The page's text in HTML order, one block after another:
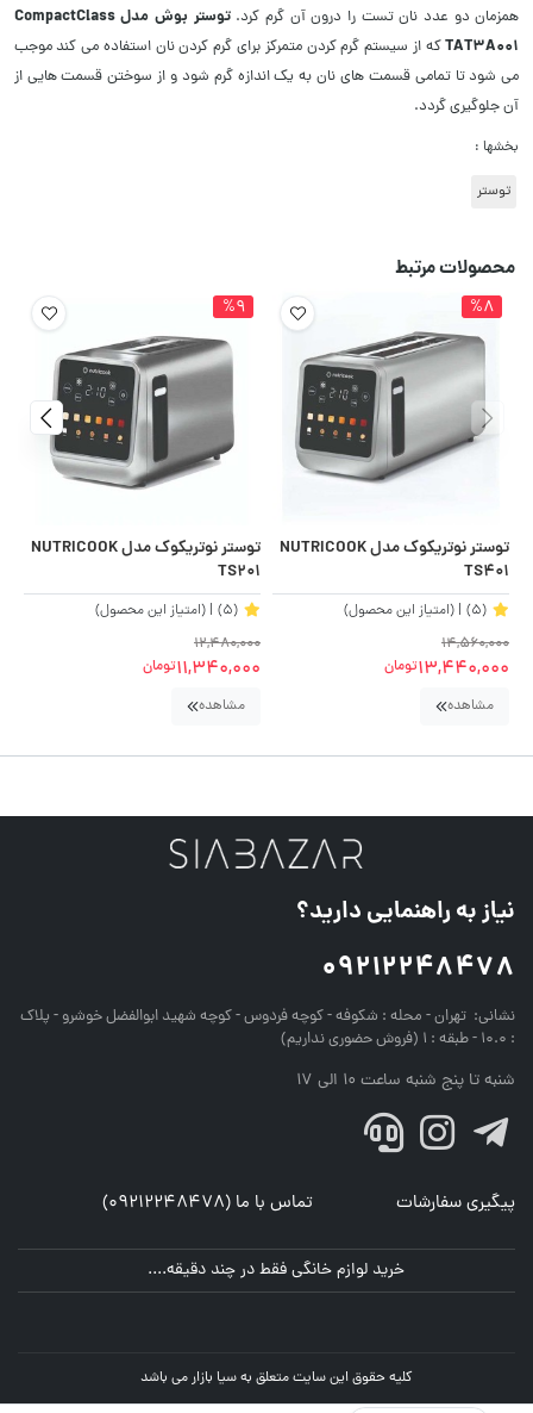
همزمان دو عدد نان تست را درون آن گرم کرد.
توستر بوش مدل CompactClass
TAT3A001که از سیستم گرم کردن متمرکز برای گرم کردن نان استفاده می کند موجب
می شود تا تمامی قسمت های نان به یک اندازه گرم شود و از سوختن قسمت هایی از
آن جلوگیری گردد.
بخشها :
توستر
محصولات مرتبط
%8
توستر نوتریکوک مدل NUTRICOOK
TS401
(5)
| (امتیاز این محصول)
14,560,000
13,440,000تومان
مشاهده
%9
توستر نوتریکوک مدل NUTRICOOK
TS201
(5)
| (امتیاز این محصول)
12,480,000
11,340,000تومان
مشاهده
نیاز به راهنمایی دارید؟
09212248478
نشانی: تهران - محله : شکوفه - کوچه فردوس - کوچه شهید ابوالفضل خوشرو - پلاک
: 10.0 - طبقه : 1 (فروش حضوری نداریم)
شنبه تا پنج شنبه ساعت 10 الی 17
پیگیری سفارشات تماس با ما (09212248478)
خرید لوازم خانگی فقط در چند دقیقه....
کلیه حقوق این سایت متعلق به سیا بازار می باشد